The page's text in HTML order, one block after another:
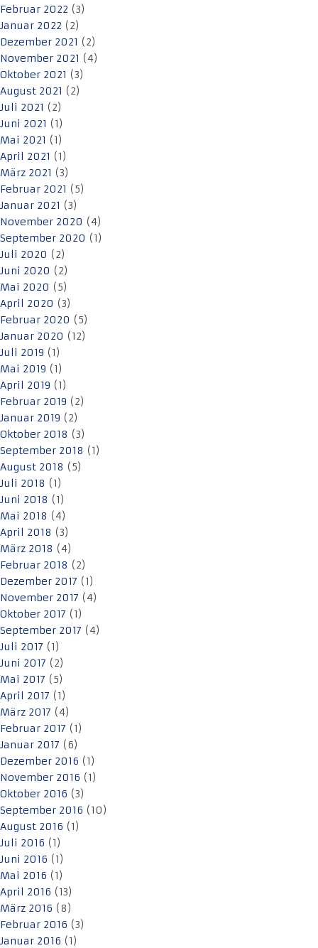
Februar 2022 (3)
Januar 2022 (2)
Dezember 2021 (2)
November 2021 (4)
Oktober 2021 (3)
August 2021 (2)
Juli 2021 (2)
Juni 2021 (1)
Mai 2021 (1)
April 2021 (1)
März 2021 (3)
Februar 2021 (5)
Januar 2021 (3)
November 2020 (4)
September 2020 (1)
Juli 2020 (2)
Juni 2020 (2)
Mai 2020 (5)
April 2020 (3)
Februar 2020 (5)
Januar 2020 (12)
Juli 2019 (1)
Mai 2019 (1)
April 2019 (1)
Februar 2019 (2)
Januar 2019 (2)
Oktober 2018 (3)
September 2018 (1)
August 2018 (5)
Juli 2018 (1)
Juni 2018 (1)
Mai 2018 (4)
April 2018 (3)
März 2018 (4)
Februar 2018 (2)
Dezember 2017 (1)
November 2017 (4)
Oktober 2017 (1)
September 2017 (4)
Juli 2017 (1)
Juni 2017 (2)
Mai 2017 (5)
April 2017 (1)
März 2017 (4)
Februar 2017 (1)
Januar 2017 (6)
Dezember 2016 (1)
November 2016 (1)
Oktober 2016 (3)
September 2016 (10)
August 2016 (1)
Juli 2016 (1)
Juni 2016 (1)
Mai 2016 (1)
April 2016 (13)
März 2016 (8)
Februar 2016 (3)
Januar 2016 (1)